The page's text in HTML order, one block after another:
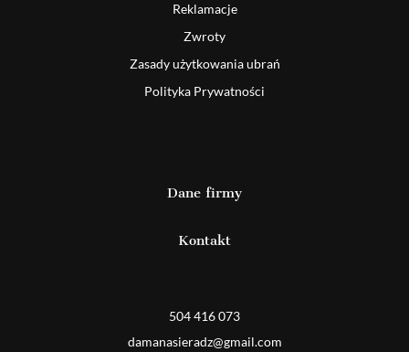
Reklamacje
Zwroty
Zasady użytkowania ubrań
Polityka Prywatności
Dane firmy
Kontakt
504 416 073
damanasieradz@gmail.com